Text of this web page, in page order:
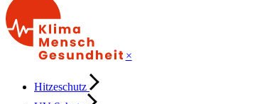
×
Hitzeschutz